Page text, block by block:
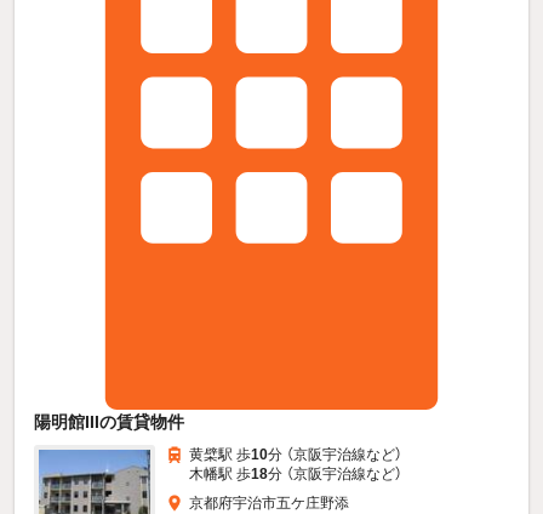
陽明館IIIの賃貸物件
黄檗駅 歩10分 （京阪宇治線など）
木幡駅 歩18分 （京阪宇治線など）
京都府宇治市五ケ庄野添